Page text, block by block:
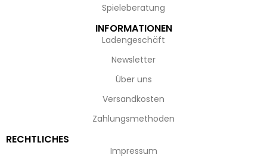
Spieleberatung
INFORMATIONEN
Ladengeschäft
Newsletter
Über uns
Versandkosten
Zahlungsmethoden
RECHTLICHES
Impressum